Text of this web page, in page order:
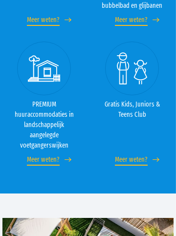
Meer weten?
bubbelbad en glijbanen
Meer weten?
PREMIUM
huuraccommodaties in
landschappelijk
aangelegde
voetgangerswijken
Meer weten?
Gratis Kids, Juniors &
Teens Club
Meer weten?